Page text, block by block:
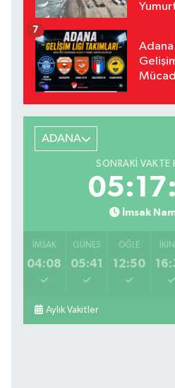
7
ADANA
SONRAKI VAKTE
İmsak
İMSAK
04:08
GÜNEŞ
05:41
ÖĞLE
12:50
Aylık Vakitler